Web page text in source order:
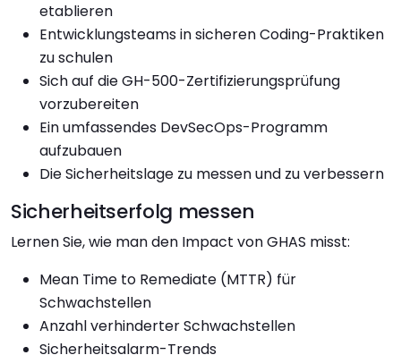
etablieren
Entwicklungsteams in sicheren Coding-Praktiken
zu schulen
Sich auf die GH-500-Zertifizierungsprüfung
vorzubereiten
Ein umfassendes DevSecOps-Programm
aufzubauen
Die Sicherheitslage zu messen und zu verbessern
Sicherheitserfolg messen
Lernen Sie, wie man den Impact von GHAS misst:
Mean Time to Remediate (MTTR) für
Schwachstellen
Anzahl verhinderter Schwachstellen
Sicherheitsalarm-Trends